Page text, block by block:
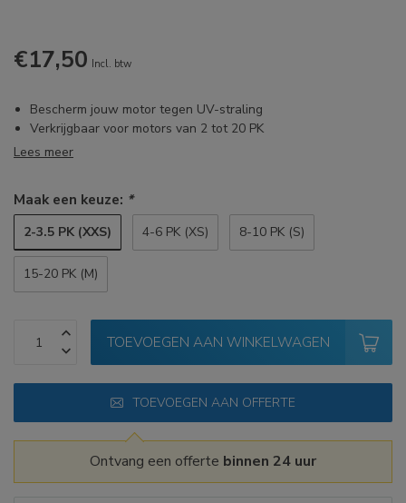
€17,50 Incl. btw
Bescherm jouw motor tegen UV-straling
Verkrijgbaar voor motors van 2 tot 20 PK
Lees meer
Maak een keuze: *
2-3.5 PK (XXS) 4-6 PK (XS) 8-10 PK (S)
15-20 PK (M)
TOEVOEGEN AAN WINKELWAGEN
TOEVOEGEN AAN OFFERTE
Ontvang een offerte binnen 24 uur